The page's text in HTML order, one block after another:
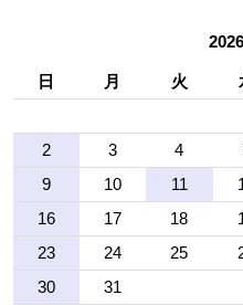
日 月 火
2
3 4
9
10 11
16
17 18
23
24 25
30
31